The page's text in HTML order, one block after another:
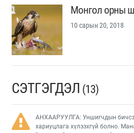
Монгол орны
10 сарын 20, 2018
СЭТГЭГДЭЛ (13)
АНХААРУУЛГА: Уншигчдын бичсэн
хариуцлага хүлээхгүй болно.